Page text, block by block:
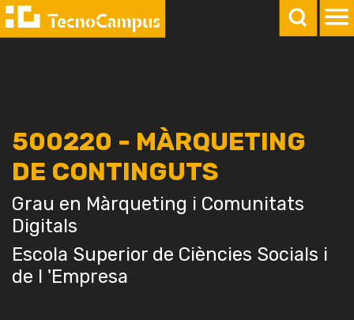
500220 - MÀRQUETING
DE CONTINGUTS
Grau en Màrqueting i Comunitats
Digitals
Escola Superior de Ciències Socials i
de l 'Empresa